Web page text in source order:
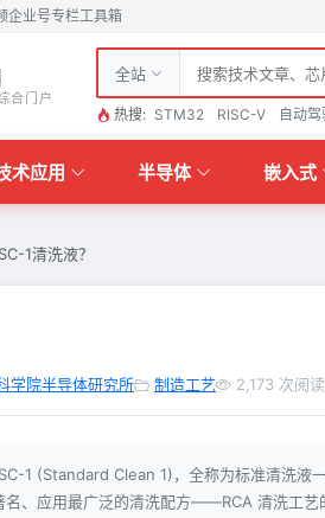
企业号专栏工具箱
合门户
全站
热搜: STM32 RISC-V 自动驾
术应用 半导体 嵌入式
1清洗液？
学院半导体研究所 制造工艺 2,173 次阅读
1 (Standard Clean 1)，全称为标准清洗
、应用最广泛的清洗配方——RCA 清洗工艺